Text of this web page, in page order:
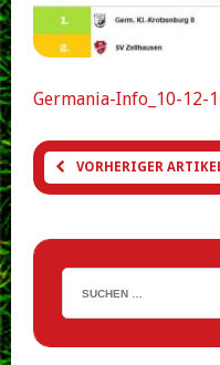
Germania-Info_10-12-
VORHERIGER